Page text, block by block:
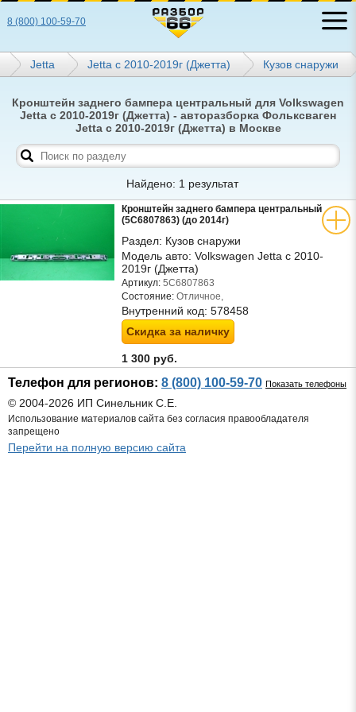
8 (800) 100-59-70
Jetta Jetta с 2010-2019г (Джетта) Кузов снаружи
Кронштейн заднего бампера центральный для Volkswagen
Jetta с 2010-2019г (Джетта) - авторазборка Фольксваген
Jetta с 2010-2019г (Джетта) в Москве
Найдено: 1 результат
Кронштейн заднего бампера центральный
(5С6807863) (до 2014г)
Раздел: Кузов снаружи
Модель авто: Volkswagen Jetta с 2010-
2019г (Джетта)
Артикул: 5С6807863
Состояние: Отличное,
Внутренний код: 578458
Скидка за наличку
1 300 руб.
Телефон для регионов: 8 (800) 100-59-70 Показать телефоны
© 2004-2026 ИП Синельник С.Е.
Использование материалов сайта без согласия правообладателя
запрещено
Перейти на полную версию сайта